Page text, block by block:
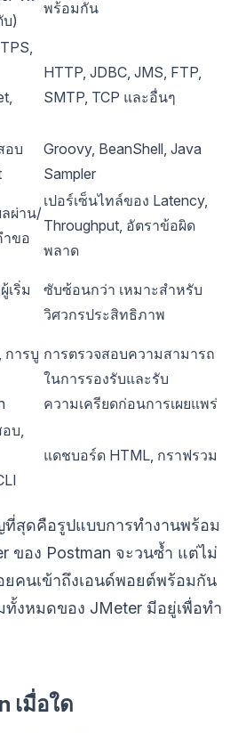
)
พร้อมกัน
HTTP, JDBC, JMS, FTP,
SMTP, TCP และอื่นๆ
อบ
Groovy, BeanShell, Java
Sampler
ผ่าน/
ขอ
เปอร์เซ็นไทล์ของ Latency,
Throughput, อัตราข้อผิด
พลาด
เริ่ม
ซับซ้อนกว่า เหมาะสำหรับ
วิศวกรประสิทธิภาพ
การบู การตรวจสอบความสามารถ
ในการรองรับและรับ
ความเครียดก่อนการเผยแพร่
บ,
แดชบอร์ด HTML, กราฟรวม
สุดคือรูปแบบการทำงานพร้อม
ของ Postman จะวนซ้ำ แต่ไม่
ยคนเข้าถึงเอนด์พอยต์พร้อมกัน
งหมดของ JMeter มีอยู่เพื่อทำ
เมื่อใด